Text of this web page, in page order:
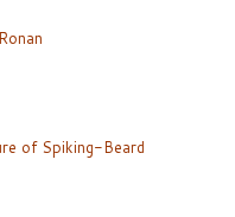
of Spiking-Beard